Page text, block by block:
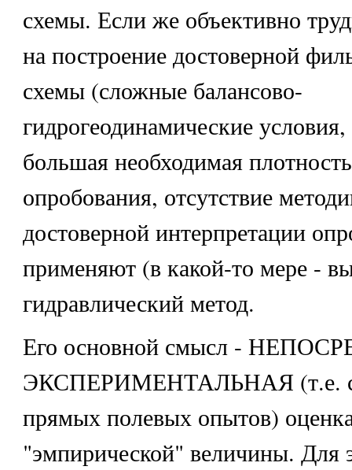
схемы. Если же объективно
на построение достоверной
схемы (сложные балансово-
гидрогеодинамические
большая необходимая
опробования, отсутствие
достоверной интерпретации
применяют (в какой-то мере -
гидравлический метод.
Его основной смысл -
ЭКСПЕРИМЕНТАЛЬНАЯ (т.е.
прямых полевых опытов)
"эмпирической" величины. Для